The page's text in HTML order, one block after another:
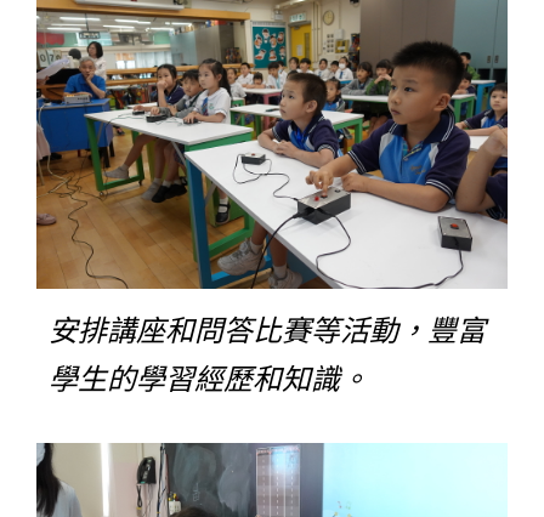
安排講座和問答比賽等活動，豐富
學生的學習經歷和知識。